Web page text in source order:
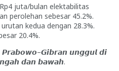
juta/bulan elektabilitas
perolehan sebesar 45.2%.
kedua dengan 28.3%.
20.4%.
𝙪𝙣𝙜𝙜𝙪𝙡 𝙙𝙞
𝙙𝙖𝙣 𝙗𝙖𝙬𝙖𝙝.